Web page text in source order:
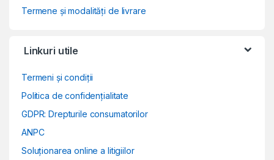
Termene și modalități de livrare
Linkuri utile
Termeni și condiții
Politica de confidențialitate
GDPR: Drepturile consumatorilor
ANPC
Soluționarea online a litigiilor